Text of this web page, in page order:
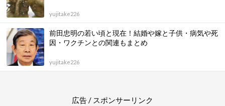
yujitake226
前田忠明の若い頃と現在！結婚や嫁と子供・病気や死
因・ワクチンとの関連もまとめ
yujitake226
広告 / スポンサーリンク